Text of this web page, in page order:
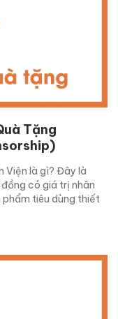
Tặng
Viện là gì? Đây là
có giá trị nhân
tiêu dùng thiết